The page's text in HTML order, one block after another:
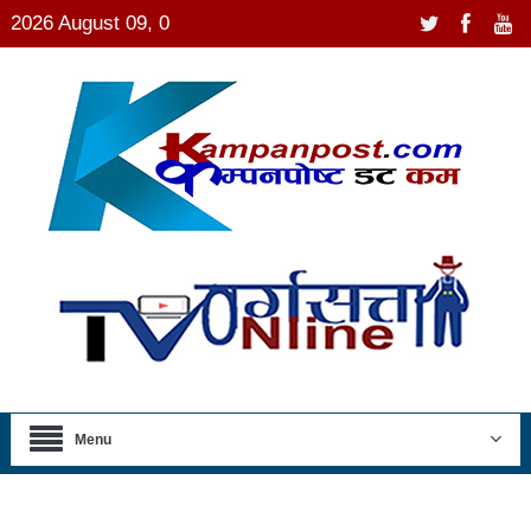
2026 August 09, 0
Menu